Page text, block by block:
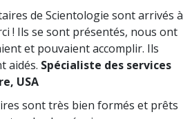
de Scientologie sont arrivés à
! Ils se sont présentés, nous ont
et pouvaient accomplir. Ils
aidés. Spécialiste des services
USA
sont très bien formés et prêts